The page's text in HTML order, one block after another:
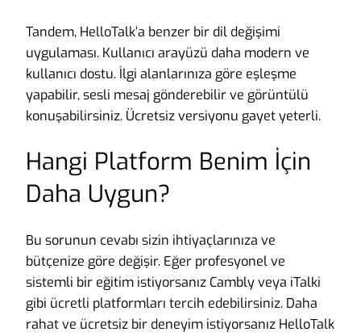
Tandem, HelloTalk’a benzer bir dil değişimi
uygulaması. Kullanıcı arayüzü daha modern ve
kullanıcı dostu. İlgi alanlarınıza göre eşleşme
yapabilir, sesli mesaj gönderebilir ve görüntülü
konuşabilirsiniz. Ücretsiz versiyonu gayet yeterli.
Hangi Platform Benim İçin
Daha Uygun?
Bu sorunun cevabı sizin ihtiyaçlarınıza ve
bütçenize göre değişir. Eğer profesyonel ve
sistemli bir eğitim istiyorsanız Cambly veya iTalki
gibi ücretli platformları tercih edebilirsiniz. Daha
rahat ve ücretsiz bir deneyim istiyorsanız HelloTalk